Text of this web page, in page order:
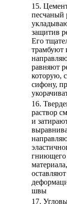
15.
песчаный
защитив
Его
трамбуют
равняют
которую,
сифону,
16.
раствор
и
гниющего
швы
17.